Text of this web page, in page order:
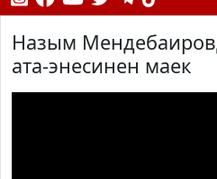
Назым
ата-энесинен маек